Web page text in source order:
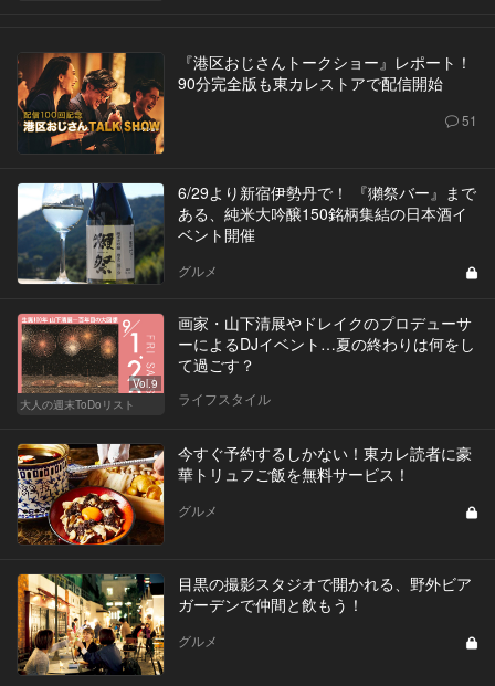
『港区おじさんトークショー』レポート！
90分完全版も東カレストアで配信開始
51
6/29より新宿伊勢丹で！ 『獺祭バー』まで
ある、純米大吟醸150銘柄集結の日本酒イ
ベント開催
グルメ
Vol.9
大人の週末ToDoリスト
画家・山下清展やドレイクのプロデューサ
ーによるDJイベント…夏の終わりは何をし
て過ごす？
ライフスタイル
今すぐ予約するしかない！東カレ読者に豪
華トリュフご飯を無料サービス！
グルメ
目黒の撮影スタジオで開かれる、野外ビア
ガーデンで仲間と飲もう！
グルメ